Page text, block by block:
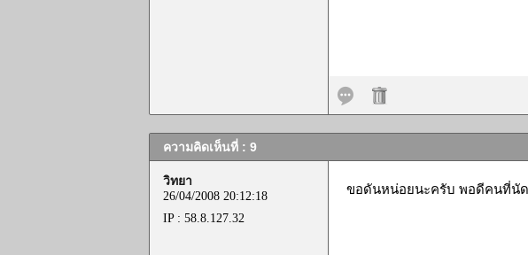
ความคิดเห็นที่ : 9
วิทยา
26/04/2008 20:12:18
IP : 58.8.127.32
ขอดันหน่อยนะครับ พอดีคนที่นัด